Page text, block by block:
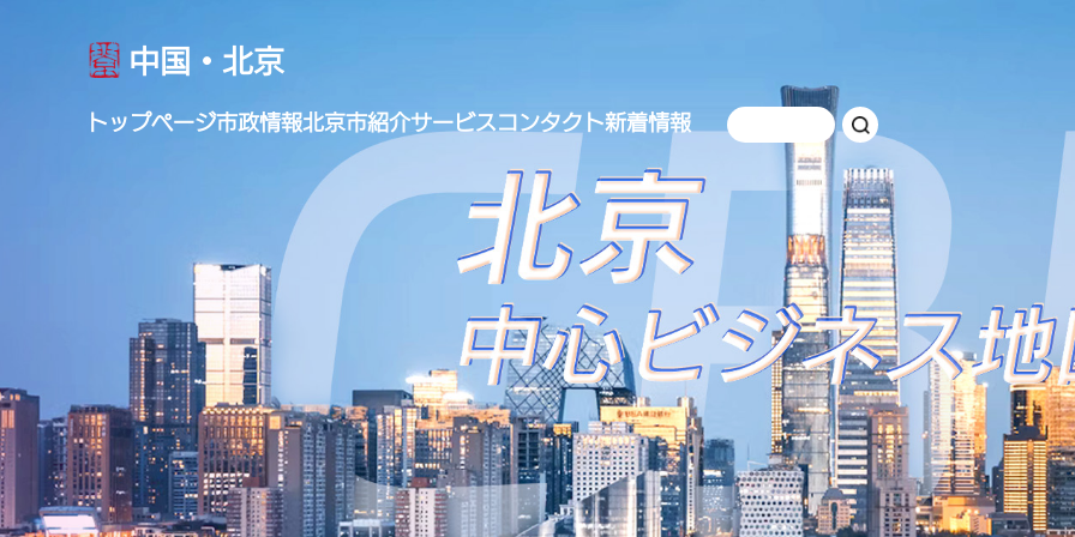
中国・北京
トップページ市政情報北京市紹介サービスコンタクト新着情報